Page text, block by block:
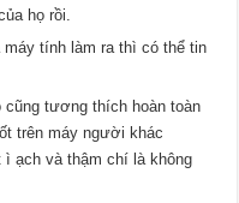
họ rồi.
tính làm ra thì có thể tin
cũng tương thích hoàn toàn
trên máy người khác
ạch và thậm chí là không